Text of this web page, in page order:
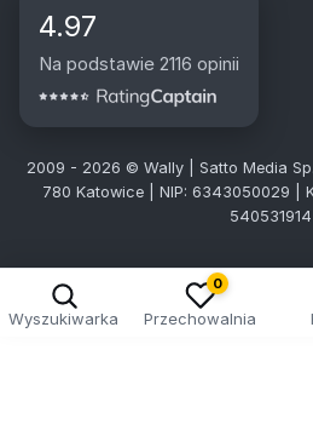
4.97
Na podstawie 2116 opinii
2009 - 2026 © Wally | Satto Media
780 Katowice | NIP: 6343050029 |
540531914
Wyszukiwarka
0
Przechowalnia